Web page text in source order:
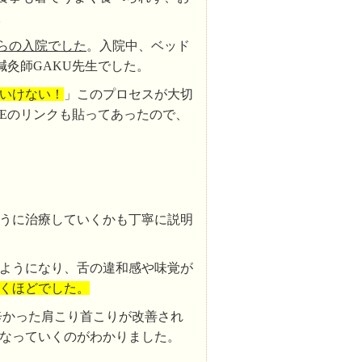
の入院でした 。入院中、ベッド
師GAKU先生でした。
けない！
」このプロセスが大切
リンクも貼ってあったので、
に治療していくかも丁寧に説明
うになり、舌の違和感や味覚が
ほどでした。
った肩こり首こりが改善され
っていくのがわかりました。